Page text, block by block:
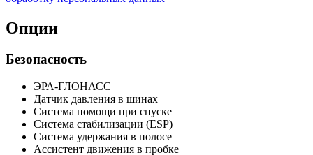
Опции
Безопасность
ЭРА-ГЛОНАСС
Датчик давления в шинах
Система помощи при спуске
Система стабилизации (ESP)
Система удержания в полосе
Ассистент движения в пробке